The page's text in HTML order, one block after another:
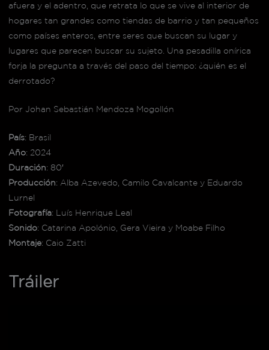
afuera y el adentro, que retrata lo que se vive al interior de
hogares tan grandes como tiendas de barrio y tan pequeños
como países enteros, entre seres que buscan su lugar y
lugares que parecen buscar su sujeto. Una pesadilla onírica
forja la pregunta a través del paso del tiempo: ¿quién es el
derrotado?
Por Johan Sebastián Mendoza Mogollón
País: Brasil
Año: 2024
Duración: 80′
Producción: Alba Azevedo, Camilo Cavalcante y Eduardo
Lurnel
Fotografía: Luís Henrique Leal
Sonido: Catarina Apolónio, Gera Vieira y Moabe Filho
Montaje: Caio Zatti
Tráiler